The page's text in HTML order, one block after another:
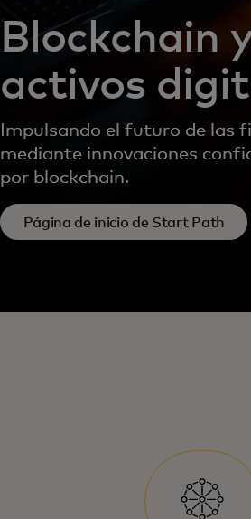
Blockchain
activos
Impulsando el futuro de las
mediante innovaciones
por blockchain.
Página de inicio de Start Path